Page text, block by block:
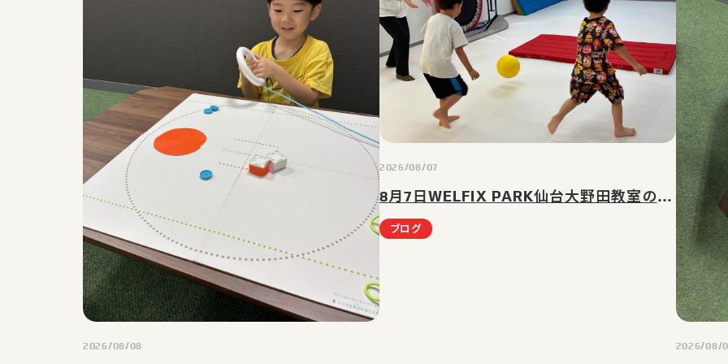
2026/08/08
2026/08/07
8月7日WELFIX PARK仙台大野田教室の様子｜仙台市太白区(大野田・富沢・長町)の児童発達支援・放課後等デイサービス
ブログ
2026/08/